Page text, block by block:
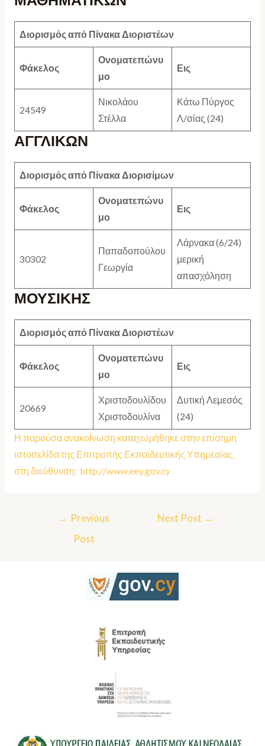
Διορισμός από Πίνακα Διοριστέων
Φάκελος
Ονοματεπώνυ
μο
Εις
24549
Νικολάου
Στέλλα
Κάτω Πύργος
Λ/σίας (24)
ΑΓΓΛΙΚΩΝ
Διορισμός από Πίνακα Διορισίμων
Φάκελος
Ονοματεπώνυ
μο
Εις
30302
Παπαδοπούλου
Γεωργία
Λάρνακα (6/24)
μερική
απασχόληση
ΜΟΥΣΙΚΗΣ
Διορισμός από ΠίνακαΔιοριστέων
Φάκελος
Ονοματεπώνυ
μο
Εις
20669
Χριστοδουλίδου
Χριστοδουλίνα
Δυτική Λεμεσός
(24)
Η παρούσα ανακοίνωση καταχωρήθηκε στην επίσημη
ιστοσελίδα της Επιτροπής Εκπαιδευτικής Υπηρεσίας,
στη διεύθυνση: http://www.eey.gov.cy
← Previous
Post
Next Post →